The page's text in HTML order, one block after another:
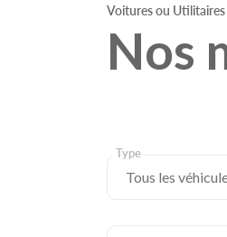
Voitures ou Utilitaires
Nos
Type